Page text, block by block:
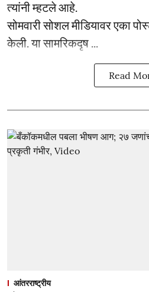
त्यांनी म्हटले आहे.
सोमवारी सोशल मीडियावर एका
केली. या सामरिकदृष ...
Read
आंतरराष्ट्रीय